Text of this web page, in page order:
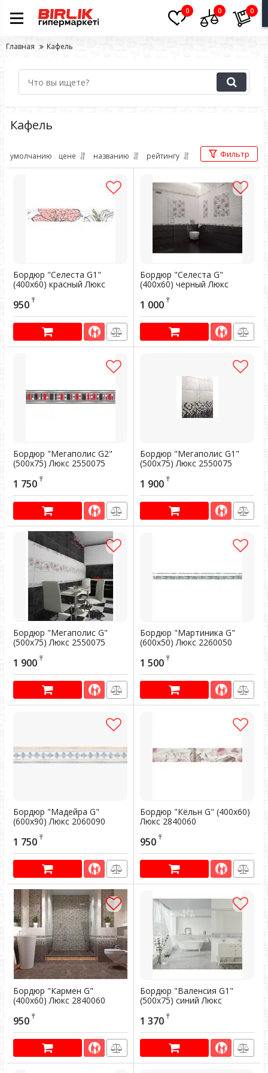
0 0 0
Главная Кафель
Кафель
умолчанию цене названию рейтингу Фильтр
Бордюр "Селеста G1"
(400х60) красный Люкс
Артикул:
950 ₸
Бордюр "Селеста G"
(400х60) черный Люкс
Артикул:
1 000 ₸
Бордюр "Мегаполис G2"
(500х75) Люкс 2550075
Артикул:
1 750 ₸
Бордюр "Мегаполис G1"
(500х75) Люкс 2550075
Артикул:
1 900 ₸
Бордюр "Мегаполис G"
(500х75) Люкс 2550075
Артикул:
1 900 ₸
Бордюр "Мартиника G"
(600х50) Люкс 2260050
Артикул:
1 500 ₸
Бордюр "Мадейра G"
(600х90) Люкс 2060090
Артикул:
1 750 ₸
Бордюр "Кёльн G" (400х60)
Люкс 2840060
Артикул:
950 ₸
Бордюр "Кармен G"
(400х60) Люкс 2840060
Артикул:
950 ₸
Бордюр "Валенсия G1"
(500х75) синий Люкс
Артикул:
1 370 ₸